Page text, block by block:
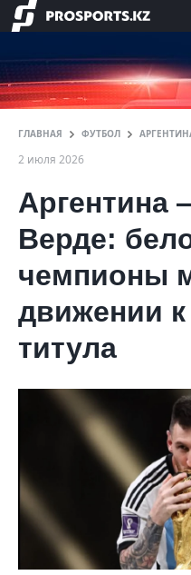
ГЛАВНАЯ ФУТБОЛ
2 июля 2026
Аргентина
Верде:
чемпионы
движении
титула